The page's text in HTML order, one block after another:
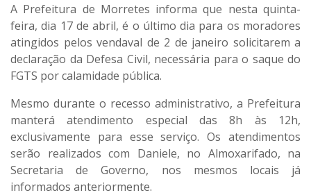
A Prefeitura de Morretes informa que nesta quinta-
feira, dia 17 de abril, é o último dia para os moradores
atingidos pelos vendaval de 2 de janeiro solicitarem a
declaração da Defesa Civil, necessária para o saque do
FGTS por calamidade pública.
Mesmo durante o recesso administrativo, a Prefeitura
manteráatendimento especial das 8h às 12h,
exclusivamente para esse serviço. Os atendimentos
serão realizados com Daniele, no Almoxarifado, na
Secretaria de Governo, nos mesmos locais já
informados anteriormente.